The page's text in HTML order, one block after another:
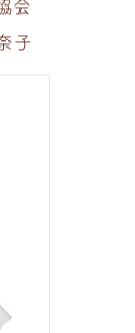
会
子